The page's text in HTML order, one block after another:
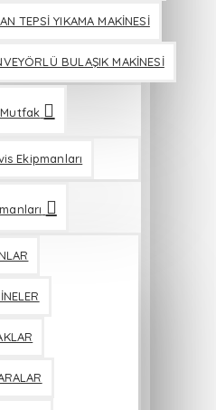
TEPSİ YIKAMA MAKİNESİ
BULAŞIK MAKİNESİ
Ekipmanları